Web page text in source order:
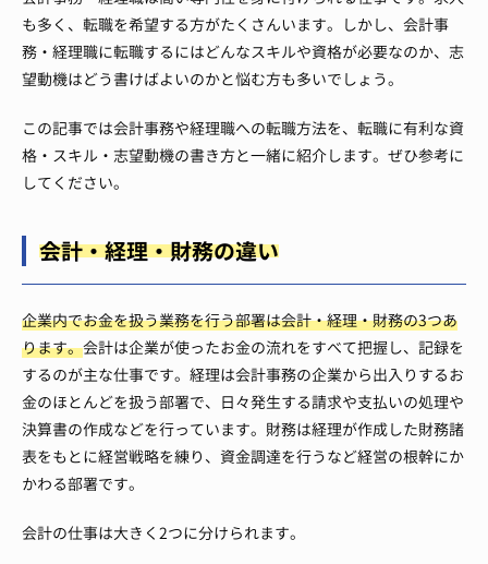
も多く、転職を希望する方がたくさんいます。しかし、会計事
務・経理職に転職するにはどんなスキルや資格が必要なのか、志
望動機はどう書けばよいのかと悩む方も多いでしょう。
この記事では会計事務や経理職への転職方法を、転職に有利な資
格・スキル・志望動機の書き方と一緒に紹介します。ぜひ参考に
してください。
会計・経理・財務の違い
企業内でお金を扱う業務を行う部署は会計・経理・財務の3つあ
ります。会計は企業が使ったお金の流れをすべて把握し、記録を
するのが主な仕事です。経理は会計事務の企業から出入りするお
金のほとんどを扱う部署で、日々発生する請求や支払いの処理や
決算書の作成などを行っています。財務は経理が作成した財務諸
表をもとに経営戦略を練り、資金調達を行うなど経営の根幹にか
かわる部署です。
会計の仕事は大きく2つに分けられます。